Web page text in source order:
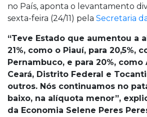
no País, aponta o levantamento
sexta-feira (24/11) pela Secretaria
“Teve Estado que aumentou a
21%, como o Piauí, para 20,5%,
Pernambuco, e para 20%, como
Ceará, Distrito Federal e
outros. Nós continuamos no
baixo, na alíquota menor”,
da Economia Selene Peres